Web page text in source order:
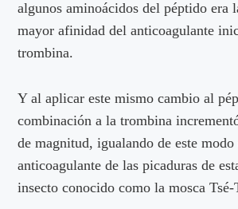
algunos aminoácidos del péptido era
mayor afinidad del anticoagulante
trombina.
Y al aplicar este mismo cambio al
combinación a la trombina
de magnitud, igualando de este
anticoagulante de las picaduras de
insecto conocido como la mosca Tsé-